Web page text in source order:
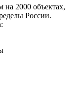
на 2000 объектах,
России.